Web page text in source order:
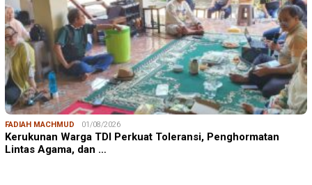
FADIAH MACHMUD 01/08/2026
Kerukunan Warga TDI Perkuat Toleransi, Penghormatan
Lintas Agama, dan …